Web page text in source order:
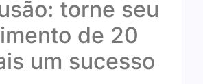
torne seu
de 20
um sucesso